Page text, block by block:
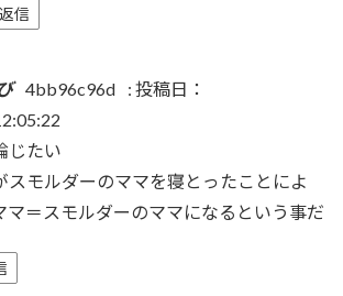
返信
4bb96c96d : 投稿日：
じたい
スモルダーのママを寝とったことによ
マ＝スモルダーのママになるという事だ